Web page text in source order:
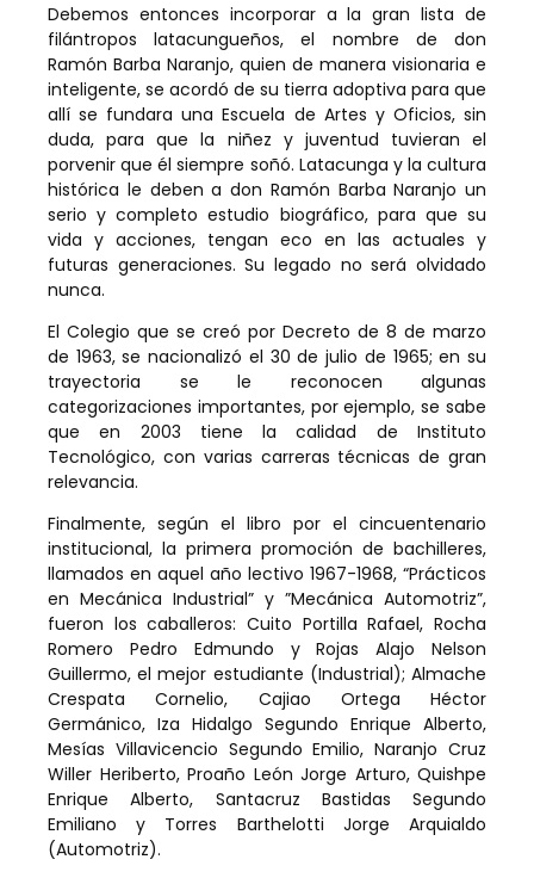
Debemos entonces incorporar a la gran lista de
filántropos latacungueños, el nombre de don
Ramón Barba Naranjo, quien de manera visionaria e
inteligente, se acordó de su tierra adoptiva para que
allí se fundara una Escuela de Artes y Oficios, sin
duda, para que la niñez y juventud tuvieran el
porvenir que él siempre soñó. Latacunga y la cultura
histórica le deben a don Ramón Barba Naranjo un
serio y completo estudio biográfico, para que su
vida y acciones, tengan eco en las actuales y
futuras generaciones. Su legado no será olvidado
nunca.
El Colegio que se creó por Decreto de 8 de marzo
de 1963, se nacionalizó el 30 de julio de 1965; en su
trayectoria se le reconocen algunas
categorizaciones importantes, por ejemplo, se sabe
que en 2003 tiene la calidad de Instituto
Tecnológico, con varias carreras técnicas de gran
relevancia.
Finalmente, según el libro por el cincuentenario
institucional, la primera promoción de bachilleres,
llamados en aquel año lectivo 1967-1968, “Prácticos
en Mecánica Industrial” y ”Mecánica Automotriz”,
fueron los caballeros: Cuito Portilla Rafael, Rocha
Romero Pedro Edmundo y Rojas Alajo Nelson
Guillermo, el mejor estudiante (Industrial); Almache
Crespata Cornelio, Cajiao Ortega Héctor
Germánico, Iza Hidalgo Segundo Enrique Alberto,
Mesías Villavicencio Segundo Emilio, Naranjo Cruz
Willer Heriberto, Proaño León Jorge Arturo, Quishpe
Enrique Alberto, Santacruz Bastidas Segundo
Emiliano y Torres Barthelotti Jorge Arquialdo
(Automotriz).